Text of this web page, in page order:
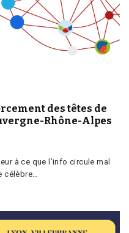
des têtes de
Rhône-Alpes
à ce que l’info circule mal
célèbre…